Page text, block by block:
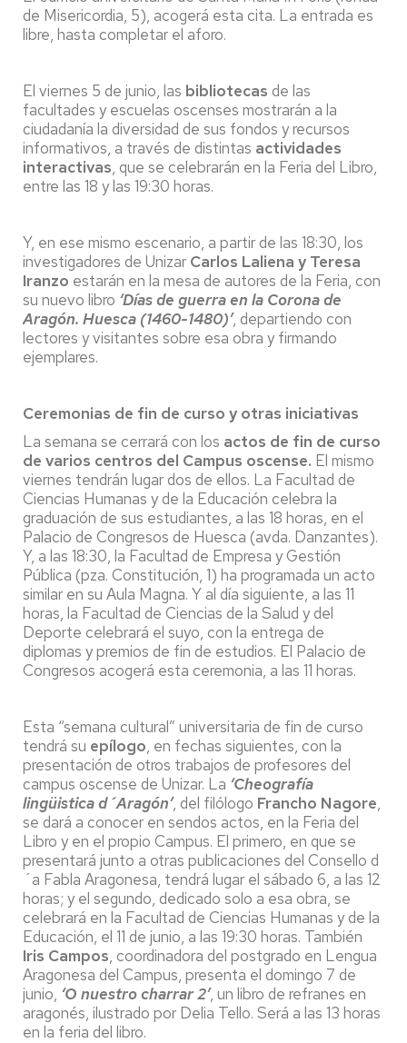
de Misericordia, 5), acogerá esta cita. La entrada es
libre, hasta completar el aforo.
El viernes 5 de junio, las bibliotecas de las
facultades y escuelas oscenses mostrarán a la
ciudadanía la diversidad de sus fondos y recursos
informativos, a través de distintas actividades
interactivas, que se celebrarán en la Feria del Libro,
entre las 18 y las 19:30 horas.
Y, en ese mismo escenario, a partir de las 18:30, los
investigadores de Unizar Carlos Laliena y Teresa
Iranzo estarán en la mesa de autores de la Feria, con
su nuevo libro ‘Días de guerra en la Corona de
Aragón. Huesca (1460-1480)’, departiendo con
lectores y visitantes sobre esa obra y firmando
ejemplares.
Ceremonias de fin de curso y otras iniciativas
La semana se cerrará con los actos de fin de curso
de varios centros del Campus oscense. El mismo
viernes tendrán lugar dos de ellos. La Facultad de
Ciencias Humanas y de la Educación celebra la
graduación de sus estudiantes, a las 18 horas, en el
Palacio de Congresos de Huesca (avda. Danzantes).
Y, a las 18:30, la Facultad de Empresa y Gestión
Pública (pza. Constitución, 1) ha programada un acto
similar en su Aula Magna. Y al día siguiente, a las 11
horas, la Facultad de Ciencias de la Salud y del
Deporte celebrará el suyo, con la entrega de
diplomas y premios de fin de estudios. El Palacio de
Congresos acogerá esta ceremonia, a las 11 horas.
Esta “semana cultural” universitaria de fin de curso
tendrá su epílogo, en fechas siguientes, con la
presentación de otros trabajos de profesores del
campus oscense de Unizar. La ‘Cheografía
lingüistica d´Aragón’, del filólogo Francho Nagore,
se dará a conocer en sendos actos, en la Feria del
Libro y en el propio Campus. El primero, en que se
presentará junto a otras publicaciones del Consello d
´a Fabla Aragonesa, tendrá lugar el sábado 6, a las 12
horas; y el segundo, dedicado solo a esa obra, se
celebrará en la Facultad de Ciencias Humanas y de la
Educación, el 11 de junio, a las 19:30 horas. También
Iris Campos, coordinadora del postgrado en Lengua
Aragonesa del Campus, presenta el domingo 7 de
junio, ‘O nuestro charrar 2’, un libro de refranes en
aragonés, ilustrado por Delia Tello. Será a las 13 horas
en la feria del libro.